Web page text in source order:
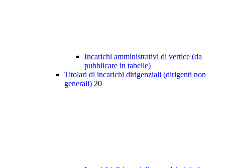
Incarichi amministrativi di vertice (da
pubblicare in tabelle)
Titolari di incarichi dirigenziali (dirigenti non
generali) 20